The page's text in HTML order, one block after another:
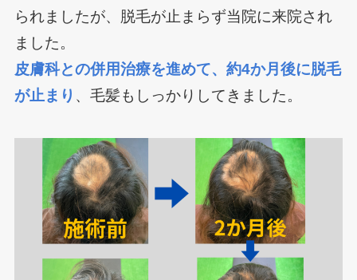
られましたが、脱毛が止まらず当院に来院され
ました。
皮膚科との併用治療を進めて、約4か月後に脱毛
が止まり 、毛髪もしっかりしてきました。